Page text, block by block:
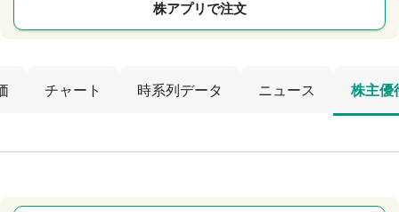
株アプリで注文
チャート 時系列データ ニュース 株主優